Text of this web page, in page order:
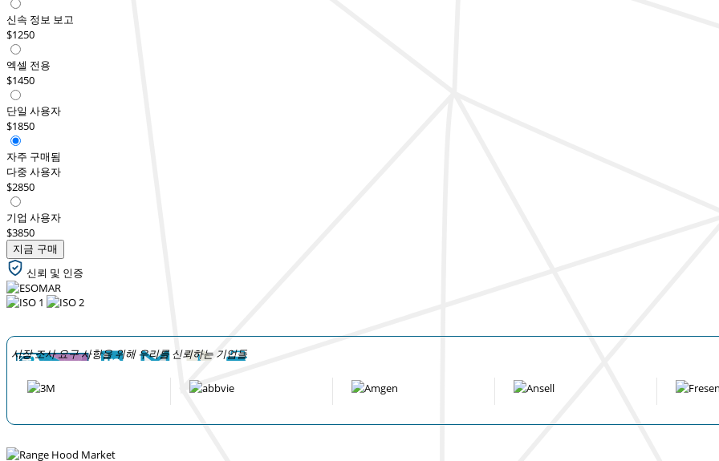
신속 정보 보고
$1250
엑셀 전용
$1450
단일 사용자
$1850
자주 구매됨
다중 사용자
$2850
기업 사용자
$3850
지금 구매
신뢰 및 인증
시장 조사 요구 사항을 위해 우리를 신뢰하는 기업들